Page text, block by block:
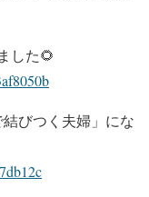
した🌻
びつく夫婦」にな